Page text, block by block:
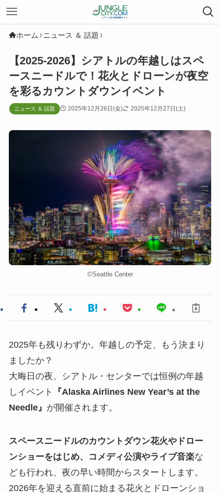
ホーム ニュース ＆ 話題
【2025-2026】シアトルの年越しはスペ
ースニードルで！花火とドローンが夜空
を彩るカウントダウンイベント
ニュース ＆ 話題 2025年12月26日(金) 2025年12月27日(土)
©︎Seattle Center
2025年も残りわずか。年越しの予定、もう決まり
ましたか？
大晦日の夜、シアトル・センターでは恒例の年越
しイベント
『Alaska Airlines New Year’s at the
Needle』 が開催されます。
スペースニードルのカウントダウン花火やドロー
ンショーをはじめ、コメディ公演やライブ音楽な
ども行われ、夜の早い時間からスタートします。
2026年を迎える直前に始まる花火とドローンショ